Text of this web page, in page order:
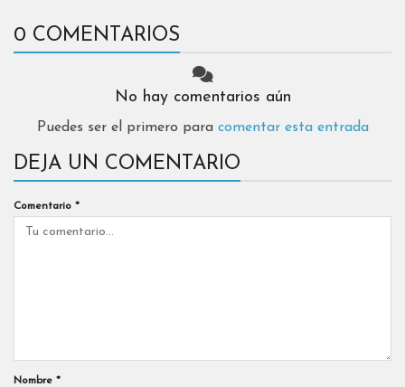
0 COMENTARIOS
No hay comentarios aún
Puedes ser el primero para comentar esta entrada
DEJA UN COMENTARIO
Comentario *
Nombre *